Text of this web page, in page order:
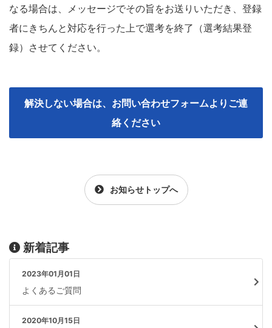
なる場合は、メッセージでその旨をお送りいただき、登録
者にきちんと対応を行った上で選考を終了（選考結果登
録）させてください。
解決しない場合は、お問い合わせフォームよりご連
絡ください
お知らせトップへ
新着記事
2023年01月01日
よくあるご質問
2020年10月15日